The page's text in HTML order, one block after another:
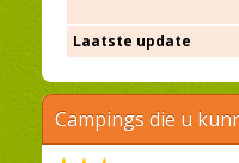
Laatste update
Campings die u